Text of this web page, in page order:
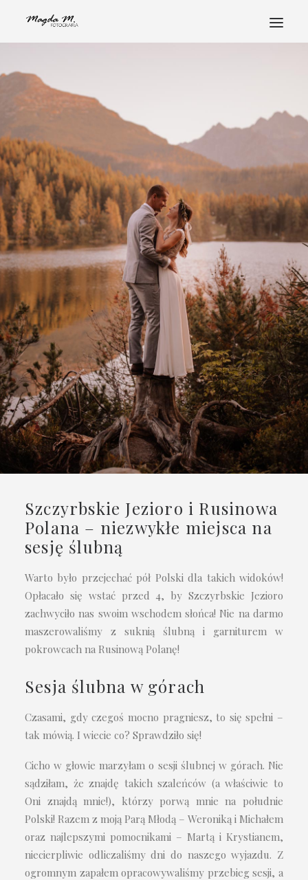
STRONA GŁÓWNA
POZNAJ MNIE
FOTOHISTORIE
ALBUMY
STREFA KLIENTA
KONTAKT
Szczyrbskie Jezioro i Rusinowa
Polana – niezwykłe miejsca na
sesję ślubną
Warto było przejechać pół Polski dla takich widoków!
Opłacało się wstać przed 4, by Szczyrbskie Jezioro
zachwyciło nas swoim wschodem słońca! Nie na darmo
maszerowaliśmy z suknią ślubną i garniturem w
pokrowcach na Rusinową Polanę!
Sesja ślubna w górach
Czasami, gdy czegoś mocno pragniesz, to się spełni –
tak mówią. I wiecie co? Sprawdziło się!
Cicho w głowie marzyłam o sesji ślubnej w górach. Nie
sądziłam, że znajdę takich szaleńców (a właściwie to
Oni znajdą mnie!), którzy porwą mnie na południe
Polski! Razem z moją Parą Młodą – Weroniką i Michałem
oraz najlepszymi pomocnikami – Martą i Krystianem,
niecierpliwie odliczaliśmy dni do naszego wyjazdu. Z
ogromnym zapałem opracowywaliśmy przebieg sesji, a